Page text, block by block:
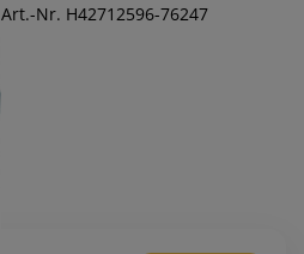
Art.-Nr. H42712596-76247